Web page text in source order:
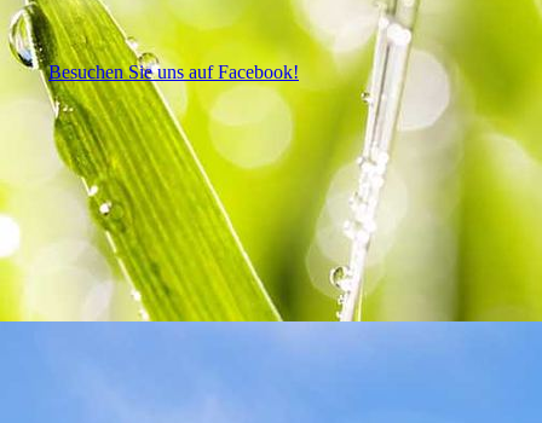
Besuchen Sie uns auf Facebook!